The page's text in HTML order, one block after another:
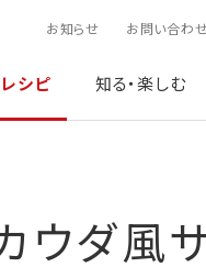
お知らせ お問い合わ
シピ 知る・楽しむ
ウダ風